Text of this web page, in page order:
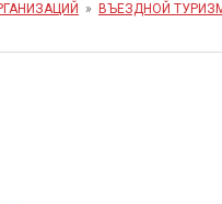
» ВЪЕЗДНОЙ